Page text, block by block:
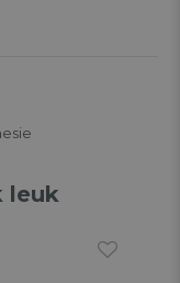
leuk